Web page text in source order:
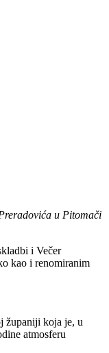
u Pitomači
i Večer
kao i renomiranim
županiji koja je, u
atmosferu